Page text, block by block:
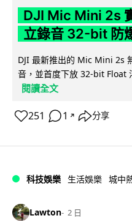
DJI Mic Mini 2s
立錄音 32-bit 防
DJI 最新推出的 Mic Mini 2s
音，並首度下放 32-bit Float
閱讀全文
251 1 ↗ 分享
科技娛樂 生活娛樂 城中
Lawton 2 日